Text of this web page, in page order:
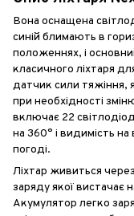
Вона оснащена
синій блимають в
положеннях, і
класичного ліхтаря
датчик сили тяжіння,
при необхідності
включає 22
на 360° і видимість
погоді.
Ліхтар живиться
заряду якої вистачає
Акумулятор легко